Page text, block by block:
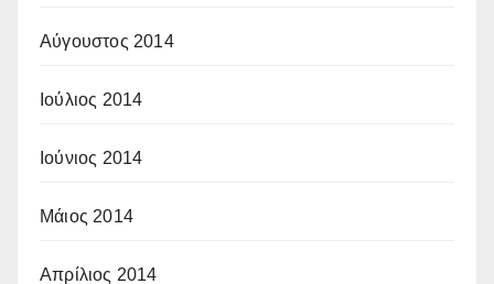
Αύγουστος 2014
Ιούλιος 2014
Ιούνιος 2014
Μάιος 2014
Απρίλιος 2014